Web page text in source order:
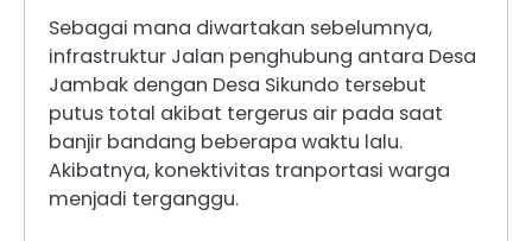
Sebagai mana diwartakan sebelumnya,
infrastruktur Jalan penghubung antara Desa
Jambak dengan Desa Sikundo tersebut
putus total akibat tergerus air pada saat
banjir bandang beberapa waktu lalu.
Akibatnya, konektivitas tranportasi warga
menjadi terganggu.